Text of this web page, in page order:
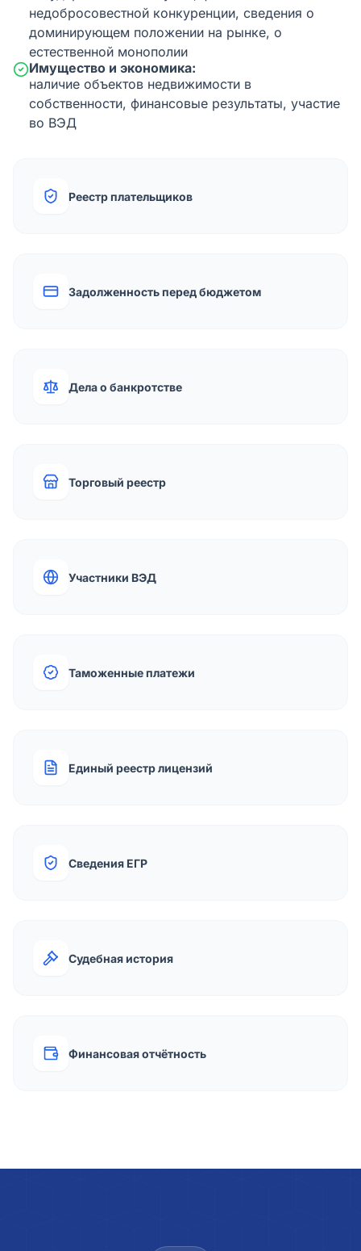
недобросовестной конкуренции, сведения о
доминирующем положении на рынке, о
естественной монополии
Имущество и экономика:
наличие объектов недвижимости в
собственности, финансовые результаты, участие
во ВЭД
Реестр плательщиков
Задолженность перед бюджетом
Дела о банкротстве
Торговый реестр
Участники ВЭД
Таможенные платежи
Единый реестр лицензий
Сведения ЕГР
Судебная история
Финансовая отчётность